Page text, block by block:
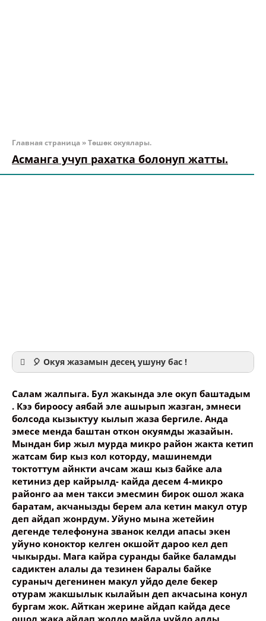
Главная страница »Төшөк окуялары.
Асманга учуп рахатка болонуп жатты.
🎈 Окуя жазамын десең ушуну бас !
Ваше имя
Название сообщения
Опубликовать контент
Салам жалпыга. Бул жакында эле окуп баштадым
. Кээ бироосу аябай эле ашырып жазган, эмнеси
болсода кызыктуу кылып жаза бергиле. Анда
эмесе менда баштан откон окуямды жазайын.
Мындан бир жыл мурда микро район жакта кетип
жатсам бир кыз кол которду, машинемди
токтоттум айнкти ачсам жаш кыз байке ала
кетиниз дер кайрылд- кайда десем 4-микро
районго аа мен такси эмесмин бирок ошол жака
баратам, акчанызды берем ала кетин макул отур
деп айдап жонрдум. Уйуно мына жетейин
дегенде телефонуна званок келди апасы экен
уйуно коноктор келген окшойт дароо кел деп
чыкырды. Мага кайра суранды байке баламды
садиктен алалы да тезинен баралы байке
сураныч дегенинен макул уйдо деле бекер
отурам жакшылык кылайын деп акчасына конул
бургам жок. Айткан жерине айдап кайда десе
ошол жака айдап жолдо майда чуйдо алды